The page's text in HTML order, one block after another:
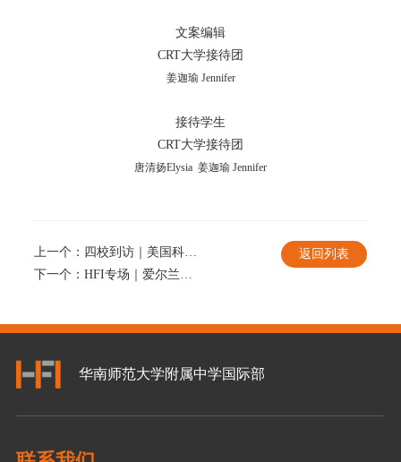
文案编辑
CRT大学接待团
姜迦瑜 Jennifer
接待学生
CRT大学接待团
唐清扬Elysia 姜迦瑜 Jennifer
上一个： 四校到访｜美国科尔比学院、美国本特利大学、美国布兰迪斯大学和美国罗切斯特大学到访HFI
下一个： HFI专场｜爱尔兰都柏林圣三一大学到访HFI
返回列表
华南师范大学附属中学国际部